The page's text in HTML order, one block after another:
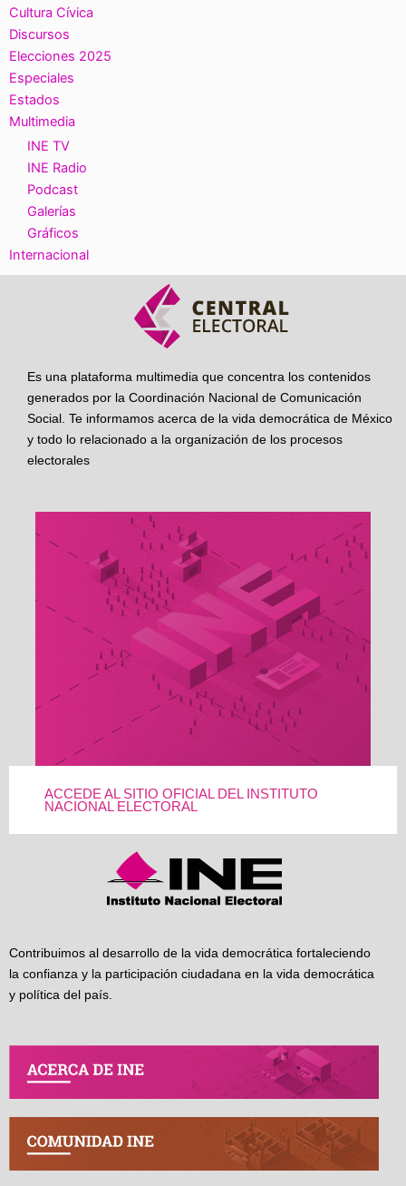
Cultura Cívica
Discursos
Elecciones 2025
Especiales
Estados
Multimedia
INE TV
INE Radio
Podcast
Galerías
Gráficos
Internacional
Es una plataforma multimedia que concentra los contenidos
generados por la Coordinación Nacional de Comunicación
Social. Te informamos acerca de la vida democrática de México
y todo lo relacionado a la organización de los procesos
electorales
ACCEDE AL SITIO OFICIAL DEL INSTITUTO
NACIONAL ELECTORAL
Contribuimos al desarrollo de la vida democrática fortaleciendo
la confianza y la participación ciudadana en la vida democrática
y política del país.